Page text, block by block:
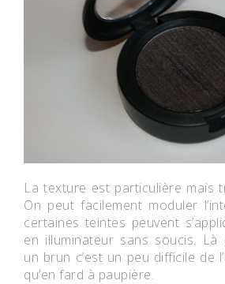
La texture est particulière mais
On peut facilement moduler
certaines teintes peuvent
en illuminateur sans soucis. Là
un brun c’est un peu difficile de
qu’en fard à paupière.